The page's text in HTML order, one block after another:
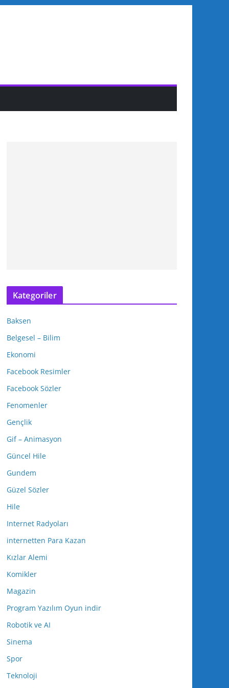
Kategoriler
Baksen
Belgesel – Bilim
Ekonomi
Facebook Resimler
Facebook Sözler
Fenomenler
Gençlik
Gif – Animasyon
Güncel Hile
Gundem
Güzel Sözler
Hile
Internet Radyoları
internetten Para Kazan
Kızlar Alemi
Komikler
Magazin
Program Yazılım Oyun indir
Robotik ve AI
Sinema
Spor
Teknoloji